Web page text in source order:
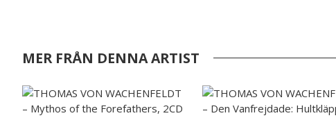
MER FRÅN DENNA ARTIST